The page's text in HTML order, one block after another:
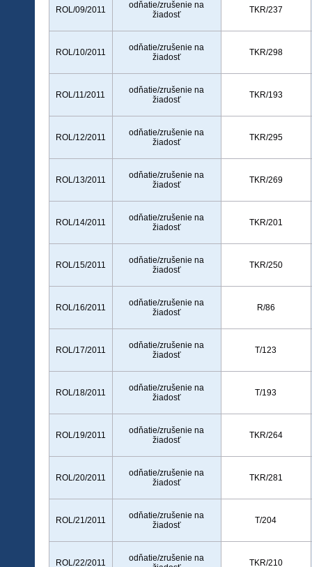
ROL/09/2011
odňatie/zrušenie na
žiadosť
TKR/237
ROL/10/2011
odňatie/zrušenie na
žiadosť
TKR/298
ROL/11/2011
odňatie/zrušenie na
žiadosť
TKR/193
ROL/12/2011
odňatie/zrušenie na
žiadosť
TKR/295
ROL/13/2011
odňatie/zrušenie na
žiadosť
TKR/269
ROL/14/2011
odňatie/zrušenie na
žiadosť
TKR/201
ROL/15/2011
odňatie/zrušenie na
žiadosť
TKR/250
ROL/16/2011
odňatie/zrušenie na
žiadosť
R/86
ROL/17/2011
odňatie/zrušenie na
žiadosť
T/123
ROL/18/2011
odňatie/zrušenie na
žiadosť
T/193
ROL/19/2011
odňatie/zrušenie na
žiadosť
TKR/264
ROL/20/2011
odňatie/zrušenie na
žiadosť
TKR/281
ROL/21/2011
odňatie/zrušenie na
žiadosť
T/204
ROL/22/2011
odňatie/zrušenie na
TKR/210